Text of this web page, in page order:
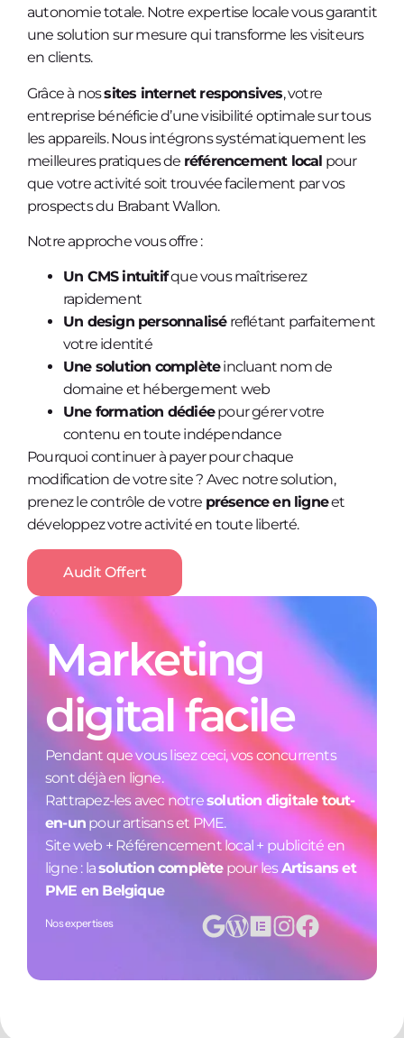
autonomie totale. Notre expertise locale vous garantit
une solution sur mesure qui transforme les visiteurs
en clients.
Grâce à nossites internet responsives, votre
entreprise bénéficie d’une visibilité optimale sur tous
les appareils. Nous intégrons systématiquement les
meilleures pratiques de référencement local pour
que votre activité soit trouvée facilement par vos
prospects du Brabant Wallon.
Notre approche vous offre :
Un CMS intuitifque vous maîtriserez
rapidement
Un design personnaliséreflétant parfaitement
votre identité
Une solution complèteincluant nom de
domaine et hébergement web
Une formation dédiéepour gérer votre
contenu en toute indépendance
Pourquoi continuer à payer pour chaque
modification de votre site ? Avec notre solution,
prenez le contrôle de votre présence en ligneet
développez votre activité en toute liberté.
Audit Offert
Marketing
digital facile
Pendant que vous lisez ceci, vos concurrents
sont déjà en ligne.
Rattrapez-les avec notresolution digitale tout-
en-un pour artisans et PME.
Site web + Référencement local + publicité en
ligne : lasolution complètepour lesArtisans et
PME en Belgique
Nos expertises